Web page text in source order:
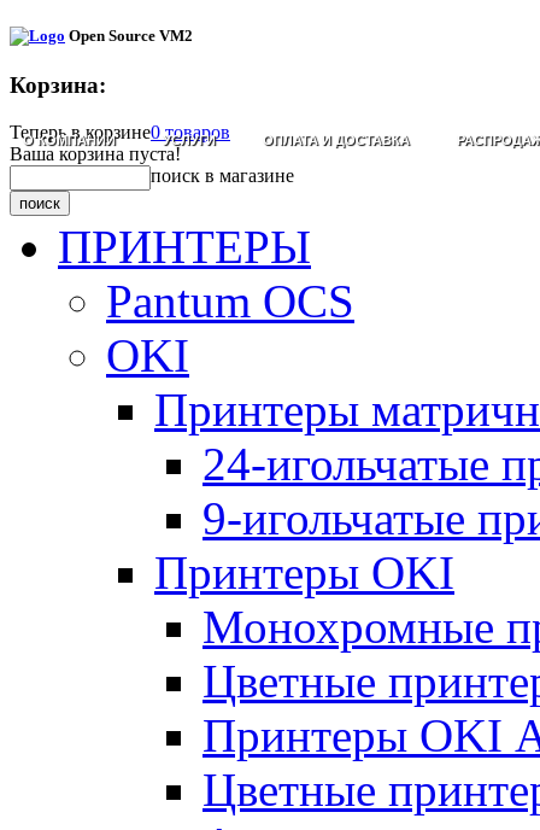
Open Source VM2
Корзина:
Теперь в корзине0 товаров
Ваша корзина пуста!
О КОМПАНИИ УСЛУГИ ОПЛАТА И ДОСТАВКА
поиск в магазине
ПРИНТЕРЫ
Pantum OCS
OKI
Принтеры
24-игольчатые
9-игольчатые
Принтеры OKI
Монохромные
Цветные
Принтеры OKI
Цветные